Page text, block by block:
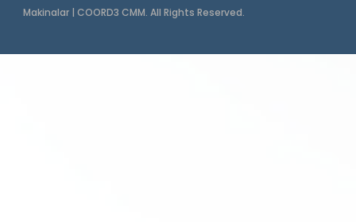
Makinalar | COORD3 CMM. All Rights Reserved.